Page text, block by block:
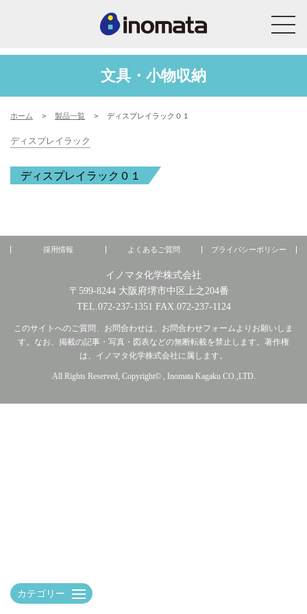
文具・小物収納
ホーム > 製品一覧 > ディスプレイラック０１
カテゴリー
ディスプレイラック
ディスプレイラック０１
採用情報 よくあるご質問 プライバシーポリシー
イノマタ化学株式会社
〒599-8244 大阪府堺市中区上之204番
TEL.072-237-1351 FAX.072-237-1124
このサイトへのご質問、お問合わせは、お問合わせフォームよりお願いしま
す。なお、掲載の記事・写真・図表などの無断転載を禁止します。著作権
は、イノマタ化学株式会社に属します。
All Rights Reserved, Copyright© , Inomata Kagaku CO.,LTD.